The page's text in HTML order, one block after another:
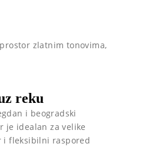
zlatnim tonovima,
reku
i beogradski
je idealan za velike
i fleksibilni raspored